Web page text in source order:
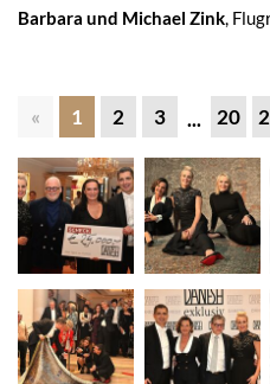
Barbara und Michael Zink,
« 1 2 3 ... 20